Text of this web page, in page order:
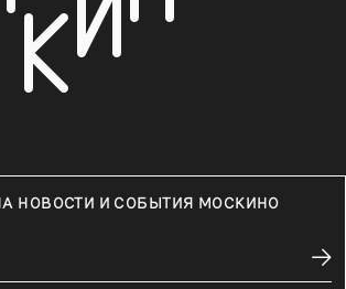
НОВОСТИ И СОБЫТИЯ МОСКИНО